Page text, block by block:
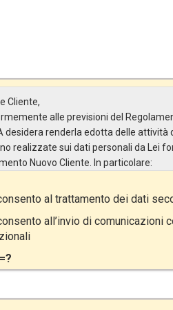
Cliente,
alle previsioni del
desidera renderla edotta delle
realizzate sui dati personali da Lei
Nuovo Cliente. In particolare:
del Trattamento è LINCE ITALIA
snc 00072 – Ariccia (RM).
diritti inviando una raccomandata alla
del Trattamento
ed in particolare dati personali
al trattamento dei dati
all’invio di comunicazioni